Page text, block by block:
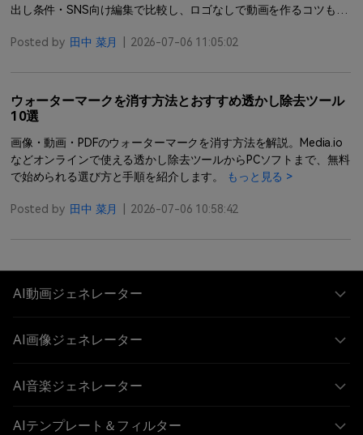
出し条件・SNS向け編集で比較し、ロゴなしで動画を作るコツも紹
Posted by 田中 菜月 2026-07-06 11:05:02
ウォーターマークを消す方法とおすすめ透かし除去ツール
10選
画像・動画・PDFのウォーターマークを消す方法を解説。Media.io
などオンラインで使える透かし除去ツールからPCソフトまで、無料
で始められる選び方と手順を紹介します。
もっと見る >
Posted by 田中 菜月 2026-07-06 10:58:42
AI動画ジェネレーター
AI画像ジェネレーター
AI音楽ジェネレーター
AIテンプレート＆フィルター